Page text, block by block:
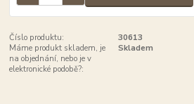
Číslo produktu:
30613
Máme produkt skladem, je
na objednání, nebo je v
elektronické podobě?:
Skladem